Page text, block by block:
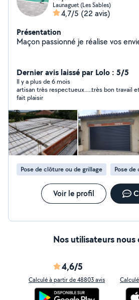
Launaguet (Les Sables)
4,7/5 (22 avis)
Présentation
Maçon passionné je réalise vos
Dernier avis laissé par Lolo : 5/5
Il y a plus de 6 mois
artisan très respectueux.....très bon travail
fait plaisir
Pose de clôture ou de grillage Pose
Voir le profil
Nos utilisateurs nous
4,6/5
Calculé à partir de 48803 avis